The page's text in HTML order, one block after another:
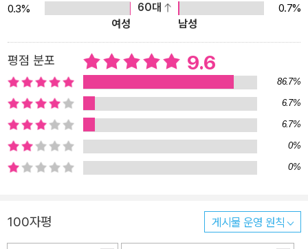
썼다. 최윤섭은 국내에서 생명과학 분야의 박사학위를 취득한 후 대
학병원 및 대기업 연구소 등에서 연구하였고 지금은 산업계에서 독립
적으로 활동하는 전문가이다. 국내 대학원 및 해외 대학원 방문 연구,
병원과 기업과 연구소 등 다양한 조직에서의 연구 경험을 바탕으로
이야기를 전한다. 3부 대학원생을 지도하는 교수의 이야기는 권창현
교수가 썼다. 권창현은 산업공학으로 박사학위를 받고 미국의 한 대
학에서 본인의 연구실을 꾸려가고 있는 현직 교수이다. 과거 대학원
생으로서의 경험뿐만 아니라 현재 대학원생을 지도하는 교수의 입장
에서 그리고 박사학위를 취득한 후 학계에서 교수로서 커리어를 쌓아
아 나갈 수 있을 것이다. 이 책은 후배 연구자들이 대학원에서 겪는 시
행착오를 줄이고 한 명의 독립적인 연구자로서 성공적으로 성장하는
0.3%
60대
0.7%
여성
남성
평점 분포 9.6
86.7%
6.7%
6.7%
0%
0%
100자평 게시물 운영 원칙